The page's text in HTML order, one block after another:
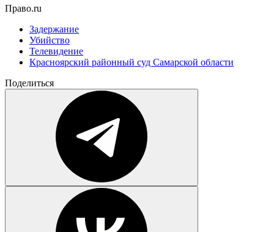
Право.ru
Задержание
Убийство
Телевидение
Красноярский районный суд Самарской области
Поделиться